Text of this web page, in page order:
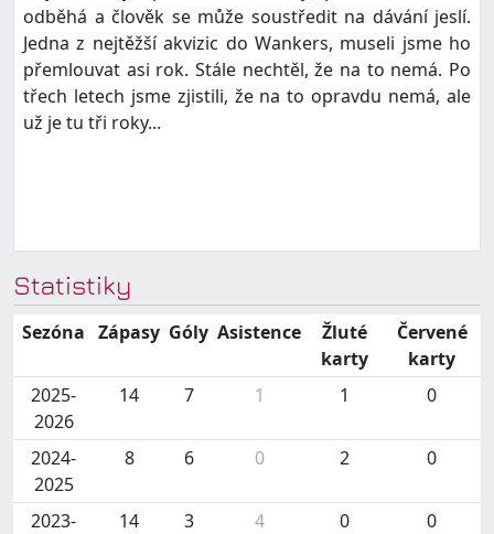
odběhá a člověk se může soustředit na dávání jeslí.
Jedna z nejtěžší akvizic do Wankers, museli jsme ho
přemlouvat asi rok. Stále nechtěl, že na to nemá. Po
třech letech jsme zjistili, že na to opravdu nemá, ale
už je tu tři roky...
Statistiky
Sezóna Zápasy Góly Asistence
Žluté
karty
Červené
karty
2025-
2026
14 7 1 1 0
2024-
2025
8 6 0 2 0
2023-
14 3 4 0 0